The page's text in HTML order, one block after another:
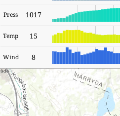
Press 1017
Temp 15
Wind 8